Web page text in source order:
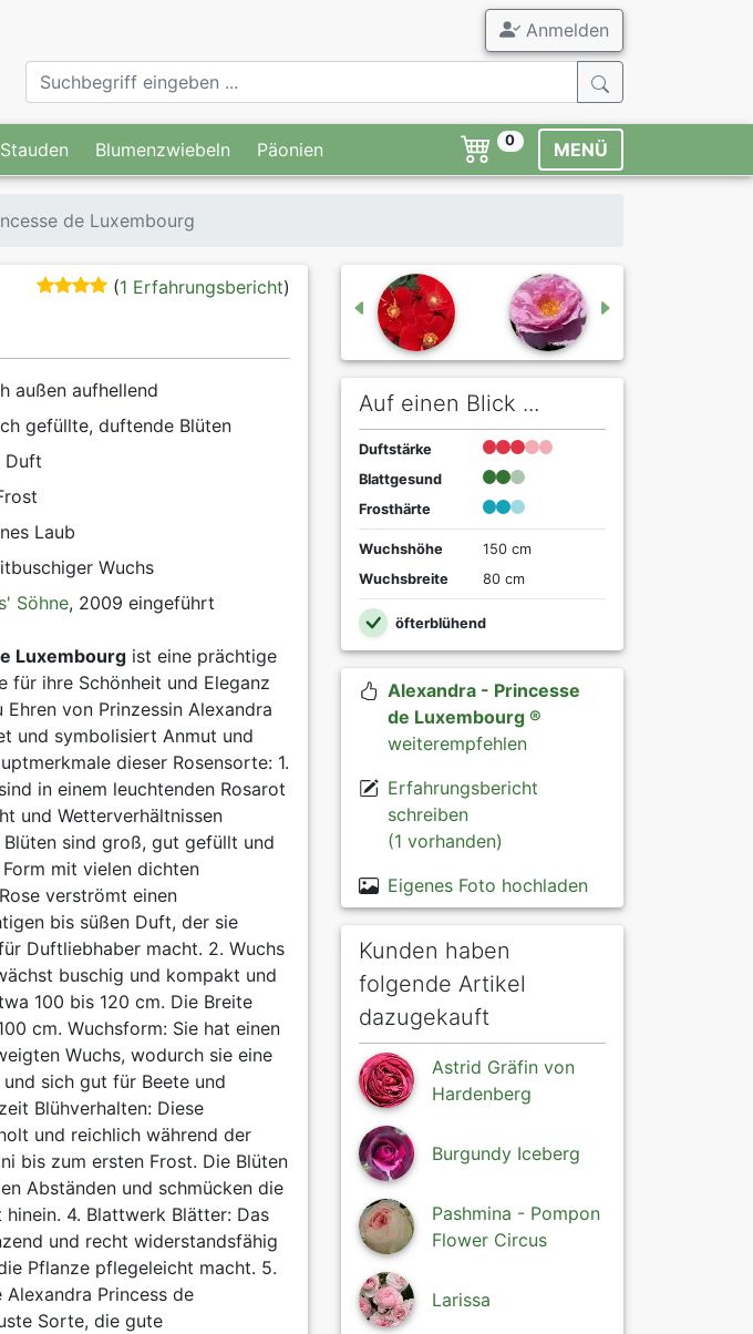
Anmelden
Stauden Blumenzwiebeln Päonien 0 MENÜ
de Luxembourg
(1 Erfahrungsbericht)
außen aufhellend
gefüllte, duftende Blüten
Duft
Laub
Wuchs
Söhne, 2009 eingeführt
Luxembourgist eine prächtige
für ihre Schönheit und Eleganz
von Prinzessin Alexandra
und symbolisiert Anmut und
dieser Rosensorte: 1.
in einem leuchtenden Rosarot
und Wetterverhältnissen
sind groß, gut gefüllt und
mit vielen dichten
verströmt einen
bis süßen Duft, der sie
Duftliebhaber macht. 2. Wuchs
buschig und kompakt und
100 bis 120 cm. Die Breite
cm. Wuchsform: Sie hat einen
Wuchs, wodurch sie eine
sich gut für Beete und
Blühverhalten: Diese
und reichlich während der
bis zum ersten Frost. Die Blüten
Abständen und schmücken die
4. Blattwerk Blätter: Das
und recht widerstandsfähig
Pflanze pflegeleicht macht. 5.
Princess de
Sorte, die gute
Auf einen Blick ...
Duftstärke
Blattgesund
Frosthärte
Wuchshöhe
150 cm
Wuchsbreite
80 cm
öfterblühend
Alexandra - Princesse
de Luxembourg ®
weiterempfehlen
Erfahrungsbericht
schreiben
(1 vorhanden)
Eigenes Foto hochladen
Kunden haben
folgende Artikel
dazugekauft
Astrid Gräfin von
Hardenberg
Burgundy Iceberg
Pashmina - Pompon
Flower Circus
Larissa